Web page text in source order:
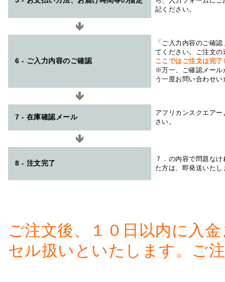
記ください。
6 - ご入力内容のご確認
「ご入力内容のご確
てください。ご注文
ここではご注文は完
※万一、ご確認メール
う一度お問い合わせ
7 - 在庫確認メール
アフリカンスクエアー
さい。
8 - 注文完了
７．の内容で問題な
た方は、即発送いたし
ご注文後、１０日以内に入
セル扱いといたします。ご